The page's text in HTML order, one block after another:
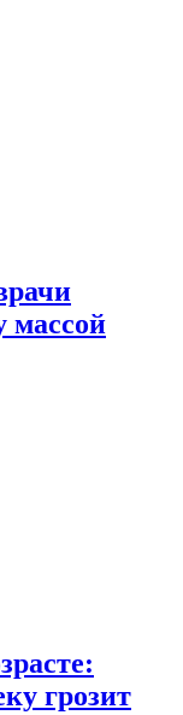
массой
грозит